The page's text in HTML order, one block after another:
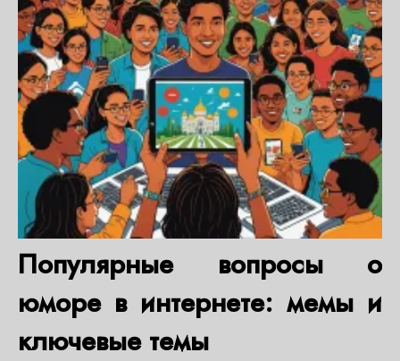
Популярные вопросы о
юморе в интернете: мемы и
ключевые темы